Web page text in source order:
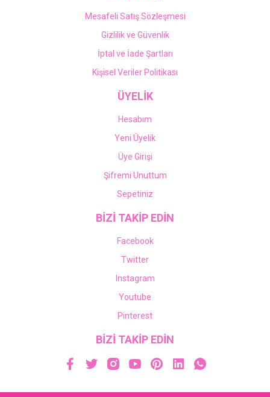
Mesafeli Satış Sözleşmesi
Gizlilik ve Güvenlik
İptal ve İade Şartları
Kişisel Veriler Politikası
ÜYELİK
Hesabım
Yeni Üyelik
Üye Girişi
Şifremi Unuttum
Sepetiniz
BİZİ TAKİP EDİN
Facebook
Twitter
Instagram
Youtube
Pinterest
BİZİ TAKİP EDİN